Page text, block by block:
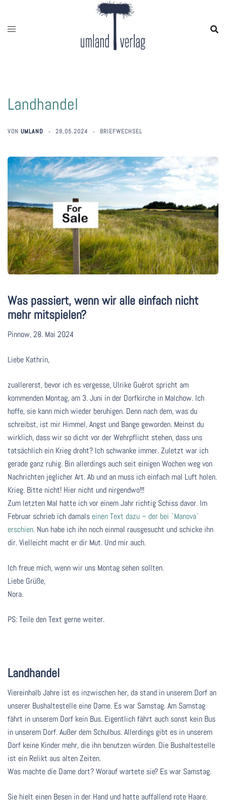
springen
Landhandel
VON UMLAND 28.05.2024 BRIEFWECHSEL
Was passiert, wenn wir alle einfach nicht
mehr mitspielen?
Pinnow, 28. Mai 2024
Liebe Kathrin,
zuallererst, bevor ich es vergesse, Ulrike Guérot spricht am
kommenden Montag, am 3. Juni in der Dorfkirche in Malchow. Ich
hoffe, sie kann mich wieder beruhigen. Denn nach dem, was du
schreibst, ist mir Himmel, Angst und Bange geworden. Meinst du
wirklich, dass wir so dicht vor der Wehrpflicht stehen, dass uns
tatsächlich ein Krieg droht? Ich schwanke immer. Zuletzt war ich
gerade ganz ruhig. Bin allerdings auch seit einigen Wochen weg von
Nachrichten jeglicher Art. Ab und an muss ich einfach mal Luft holen.
Krieg. Bitte nicht! Hier nicht und nirgendwo!!!
Zum letzten Mal hatte ich vor einem Jahr richtig Schiss davor. Im
Februar schrieb ich damals einen Text dazu – der bei ´Manova`
erschien. Nun habe ich ihn noch einmal rausgesucht und schicke ihn
dir. Vielleicht macht er dir Mut. Und mir auch.
Ich freue mich, wenn wir uns Montag sehen sollten.
Liebe Grüße,
Nora.
PS: Teile den Text gerne weiter.
Landhandel
Viereinhalb Jahre ist es inzwischen her, da stand in unserem Dorf an
unserer Bushaltestelle eine Dame. Es war Samstag. Am Samstag
fährt in unserem Dorf kein Bus. Eigentlich fährt auch sonst kein Bus
in unserem Dorf. Außer dem Schulbus. Allerdings gibt es in unserem
Dorf keine Kinder mehr, die ihn benutzen würden. Die Bushaltestelle
ist ein Relikt aus alten Zeiten.
Was machte die Dame dort? Worauf wartete sie? Es war Samstag.
Sie hielt einen Besen in der Hand und hatte auffallend rote Haare.